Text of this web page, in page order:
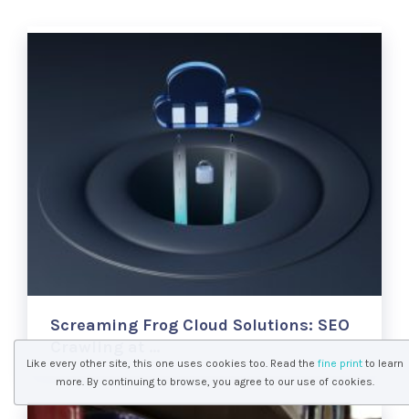
Screaming Frog Cloud Solutions: SEO
Crawling at …
Like every other site, this one uses cookies too. Read the fine printto learn
more. By continuing to browse, you agree to our use of cookies.